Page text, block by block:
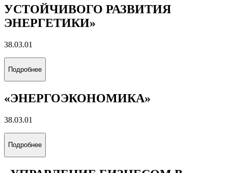
УСТОЙЧИВОГО РАЗВИТИЯ
ЭНЕРГЕТИКИ»
38.03.01
Подробнее
«ЭНЕРГОЭКОНОМИКА»
38.03.01
Подробнее